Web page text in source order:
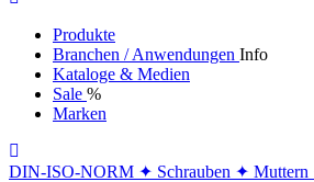
Produkte
Branchen / Anwendungen Info
Kataloge & Medien
Sale %
Marken
DIN-ISO-NORM ✦ Schrauben ✦ Muttern